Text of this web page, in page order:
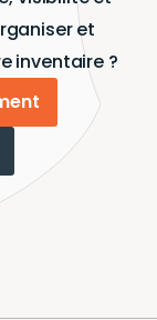
et
inventaire ?